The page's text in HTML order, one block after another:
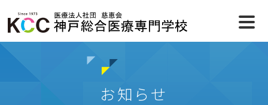
お知らせ